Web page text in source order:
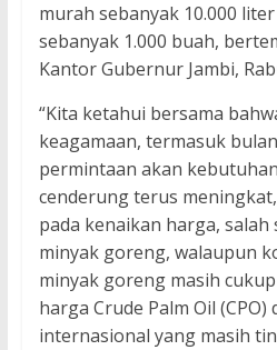
murah sebanyak 10.000
sebanyak 1.000 buah,
Kantor Gubernur Jambi,
“Kita ketahui bersama
keagamaan, termasuk
permintaan akan
cenderung terus
pada kenaikan harga,
minyak goreng, walaupun
minyak goreng masih
harga Crude Palm Oil
internasional yang masih